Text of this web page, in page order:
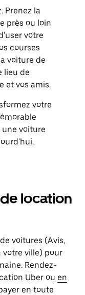
Prenez la
près ou loin
votre
courses
voiture de
lieu de
et vos amis.
votre
voiture
location
voitures (Avis,
votre ville) pour
Rendez-
Uber ou en
en toute